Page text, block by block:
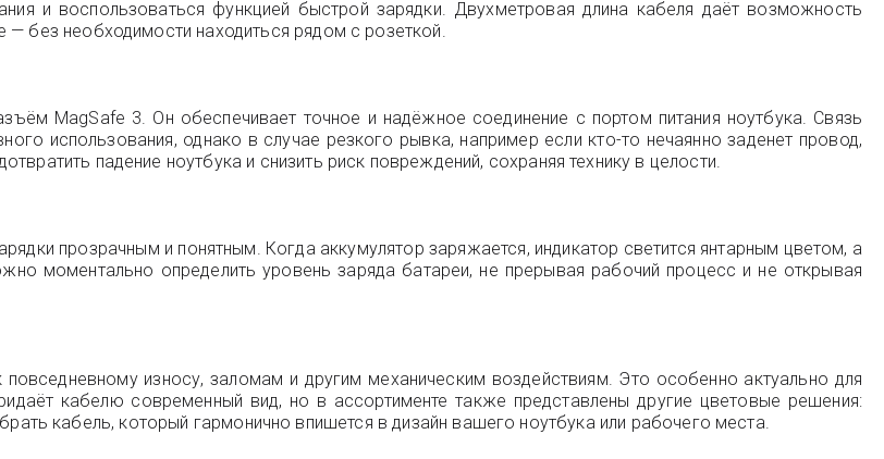
и воспользоваться функцией быстрой зарядки. Двухметровая длина кабеля даёт возможность
без необходимости находиться рядом с розеткой.
MagSafe 3. Он обеспечивает точное и надёжное соединение с портом питания ноутбука. Связь
использования, однако в случае резкого рывка, например если кто-то нечаянно заденет провод,
падение ноутбука и снизить риск повреждений, сохраняя технику в целости.
прозрачным и понятным. Когда аккумулятор заряжается, индикатор светится янтарным цветом, а
моментально определить уровень заряда батареи, не прерывая рабочий процесс и не открывая
износу, заломам и другим механическим воздействиям. Это особенно актуально для
кабелю современный вид, но в ассортименте также представлены другие цветовые решения:
кабель, который гармонично впишется в дизайн вашего ноутбука или рабочего места.